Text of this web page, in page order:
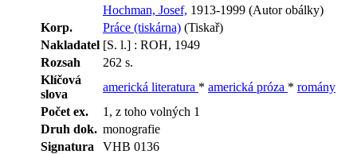
Hochman, Josef, 1913-1999 (Autor obálky)
Korp.
Práce (tiskárna) (Tiskař)
Nakladatel [S. l.] : ROH, 1949
Rozsah
262 s.
Klíčová
slova
americká literatura * americká próza * romány
Počet ex.
1, z toho volných 1
Druh dok. monografie
Signatura
VHB 0136